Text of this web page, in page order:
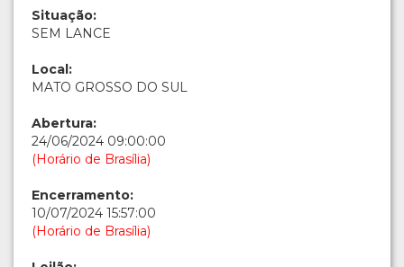
Situação:
SEM LANCE
Local:
MATO GROSSO DO SUL
Abertura:
24/06/2024 09:00:00
(Horário de Brasília)
Encerramento:
10/07/2024 15:57:00
(Horário de Brasília)